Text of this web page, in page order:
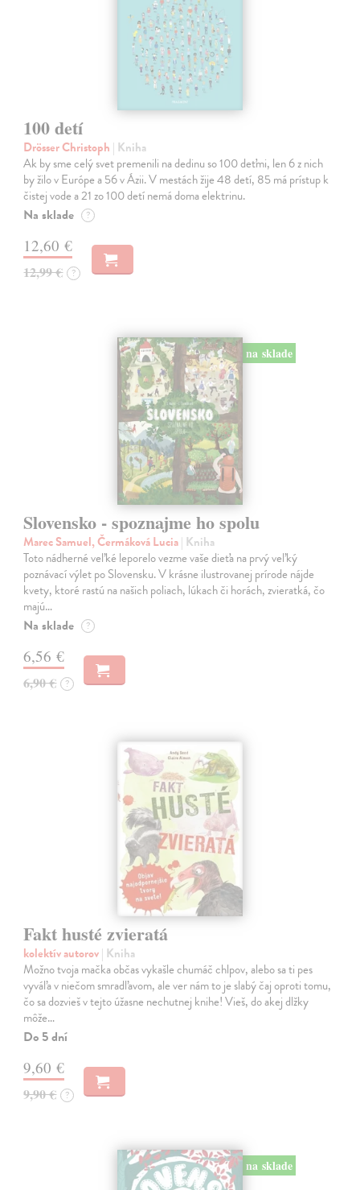
100 detí
Drösser Christoph | Kniha
Ak by sme celý svet premenili na dedinu so 100 deťmi, len 6 z nich
by žilo v Európe a 56 v Ázii. V mestách žije 48 detí, 85 má prístup k
čistej vode a 21 zo 100 detí nemá doma elektrinu.
Na sklade ?
12,60 €
12,99 € ?
na sklade
Slovensko - spoznajme ho spolu
Marec Samuel, Čermáková Lucia| Kniha
Toto nádherné veľké leporelo vezme vaše dieťa na prvý veľký
poznávací výlet po Slovensku. V krásne ilustrovanej prírode nájde
kvety, ktoré rastú na našich poliach, lúkach či horách, zvieratká, čo
majú…
Na sklade ?
6,56 €
6,90 € ?
Fakt husté zvieratá
kolektív autorov| Kniha
Možno tvoja mačka občas vykašle chumáč chlpov, alebo sa ti pes
vyváľa v niečom smradľavom, ale ver nám to je slabý čaj oproti tomu,
čo sa dozvieš v tejto úžasne nechutnej knihe! Vieš, do akej dlžky
môže…
Do 5 dní
9,60 €
9,90 € ?
na sklade